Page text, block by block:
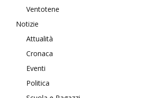
Ventotene
Notizie
Attualità
Cronaca
Eventi
Politica